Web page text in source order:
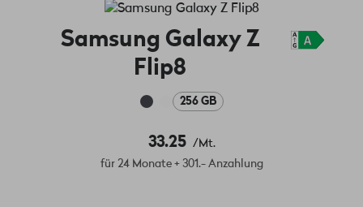
Samsung Galaxy Z
Flip8
256 GB
33.25
/Mt.
für 24 Monate + 301.- Anzahlung